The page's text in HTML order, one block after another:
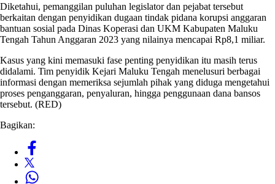
Diketahui, pemanggilan puluhan legislator dan pejabat tersebut
berkaitan dengan penyidikan dugaan tindak pidana korupsi anggaran
bantuan sosial pada Dinas Koperasi dan UKM Kabupaten Maluku
Tengah Tahun Anggaran 2023 yang nilainya mencapai Rp8,1 miliar.
Kasus yang kini memasuki fase penting penyidikan itu masih terus
didalami. Tim penyidik Kejari Maluku Tengah menelusuri berbagai
informasi dengan memeriksa sejumlah pihak yang diduga mengetahui
proses penganggaran, penyaluran, hingga penggunaan dana bansos
tersebut. (RED)
Bagikan: